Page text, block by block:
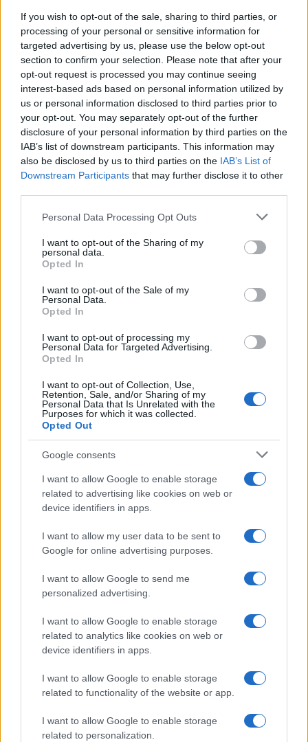
If you wish to opt-out of the sale, sharing to third parties, or
processing of your personal or sensitive information for
targeted advertising by us, please use the below opt-out
section to confirm your selection. Please note that after your
opt-out request is processed you may continue seeing
interest-based ads based on personal information utilized by
us or personal information disclosed to third parties prior to
your opt-out. You may separately opt-out of the further
disclosure of your personal information by third parties on the
IAB’s list of downstream participants. This information may
also be disclosed by us to third parties on the IAB’s List of
Downstream Participants that may further disclose it to other
Please note that this website/app uses one or more Google
not limited to your visit or usage behaviour. You may click to
grant or deny consent to Google and its third-party tags to
use your data for below specified purposes in below Google
consent section.
Personal Data Processing Opt Outs
I want to opt-out of the Sharing of my
personal data.
Opted In
I want to opt-out of the Sale of my
Personal Data.
Opted In
I want to opt-out of processing my
Personal Data for Targeted Advertising.
Opted In
I want to opt-out of Collection, Use,
Retention, Sale, and/or Sharing of my
Personal Data that Is Unrelated with the
Purposes for which it was collected.
Opted Out
Google consents
I want to allow Google to enable storage
related to advertising like cookies on web or
device identifiers in apps.
I want to allow my user data to be sent to
Google for online advertising purposes.
I want to allow Google to send me
personalized advertising.
I want to allow Google to enable storage
related to analytics like cookies on web or
device identifiers in apps.
I want to allow Google to enable storage
related to functionality of the website or app.
I want to allow Google to enable storage
related to personalization.
felmutatott transzparensek pont ezzel a
felirattal. Olyanok tartották ezeket a
kezükben, akiknek már az öltözéke se
hagyott kétséget afelől, hogy nem hátrányos
helyzetű kisebbségek – például
magyarországi cigányok – polgári jogi
küzdelmének elkötelezettjei, hanem huszadik
századi értelemben vett antiszemiták, akiket
irritált, hogy magukat sajnáltató zsidók a
köztereken parádéznak.
emlegető társadalmi igazságharcosoknak,
hogy a holokauszt nem a népirtásnak a
szinonimája, hanem egy konkrét népirtás,
amely speciel hatmillió zsidó kiirtását
jelentette.
Különös, hogy a zsidók tervezett
lemészárlását három évtizeddel
megelőző örmény népirtástól
eltekintve csak akkor válik a
holokauszt a genocídium
szinonimájává, amikor zsidókat
lehet rágalmazni vele.
Különös, hogy senki nem beszél kambodzsai
holokausztról, ruandai holokausztról, bosnyák
holokausztról, koszovói albán holokausztról
vagy bucsai holokausztról – ez a kifejezés
valahogy mindig a palesztinok sérelme
kapcsán hangzik el.
Hasonló fogalmi zavar jellemzi a woke-
mozgalom híveit a gyarmatosítás kérdésében.
Rendkívüli felháborodást keltett az az eset,